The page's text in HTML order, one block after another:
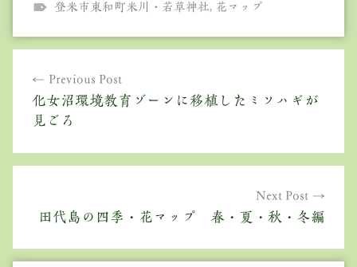
登米市東和町米川・若草神社, 花マップ
ビ
Previous Post
化女沼環境教育ゾーンに移植したミソハギが
見ごろ
Next Post
田代島の四季・花マップ 春・夏・秋・冬編